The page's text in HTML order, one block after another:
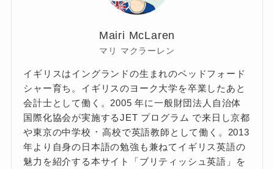
Mairi McLaren
マリ マクラーレン
イギリスはイングランドの生まれのベッドフォード
シャー育ち。イギリスのヨーク大学を卒業したあと
会計士として働く。2005 年に一般財団法人自治体
国際化協会が実施するJET プログラム で来日し京都
や東京の中学校 ･ 高校で英語教師として働く。2013
年より自身の日本語の勉強も兼ねてイギリス英語の
魅力を紹介する本サイト「ブリティッシュ英語」を